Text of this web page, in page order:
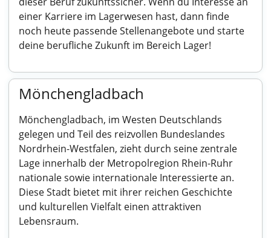
einer Karriere im Lagerwesen hast, dann finde
noch heute passende Stellenangebote und starte
deine berufliche Zukunft im Bereich Lager!
Mönchengladbach
Mönchengladbach, im Westen Deutschlands
gelegen und Teil des reizvollen Bundeslandes
Nordrhein-Westfalen, zieht durch seine zentrale
Lage innerhalb der Metropolregion Rhein-Ruhr
nationale sowie internationale Interessierte an.
Diese Stadt bietet mit ihrer reichen Geschichte
und kulturellen Vielfalt einen attraktiven
Lebensraum.